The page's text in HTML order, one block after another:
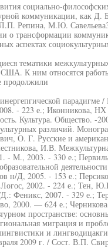
социально-
коммуникации, как
Репина, М.Ю.
о трансформации
аспектах
тематики
К ним относятся
продолжили
- 223 е.; Иконникова, НХ
Культура. Общество. -
различий.
О. Г. Русские и
И.В.
- М., 2003. - 330 е.;
н/Д, 2005. - 153 е.;
2002. - 224 е.; Тен,
Феникс, 2007. - 329 е.;
2000. — 624 е.;
пространстве:
миграция и
и
2009 г. / Сост. В.П.